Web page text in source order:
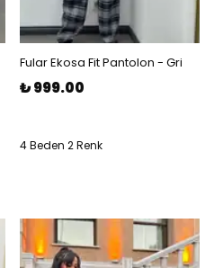
Fular Ekosa Fit Pantolon - Gri
₺ 999.00
4 Beden 2 Renk